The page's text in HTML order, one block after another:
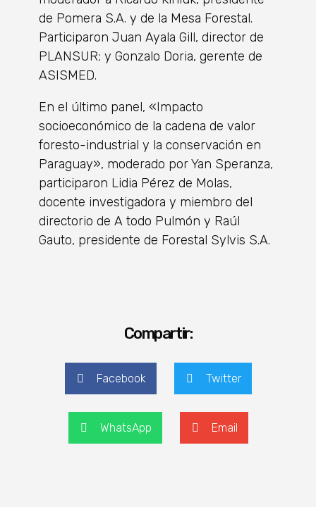
de Pomera S.A. y de la Mesa Forestal.
Participaron Juan Ayala Gill, director de
PLANSUR; y ⁠⁠Gonzalo Doria, gerente de
ASISMED.
En el último panel, «Impacto
socioeconómico de la cadena de valor
foresto-industrial y la conservación en
Paraguay», moderado por Yan Speranza,
participaron Lidia Pérez de Molas,
docente investigadora y miembro del
directorio de A todo Pulmón y Raúl
Gauto, presidente de Forestal Sylvis S.A.
Compartir:
Facebook Twitter
WhatsApp Email